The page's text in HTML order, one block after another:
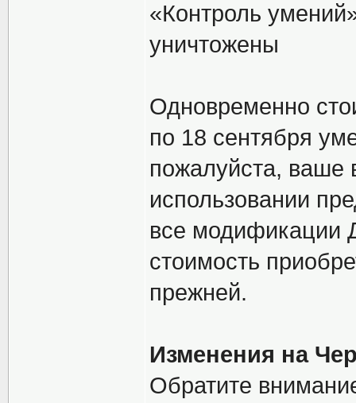
«Контроль
уничтожены
Одновременно
по 18 сентября
пожалуйста,
использовании
все модификации
стоимость
прежней.
Изменения на
Обратите